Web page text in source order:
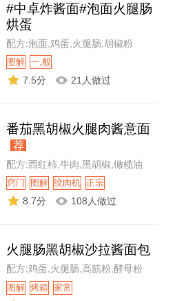
#中卓炸酱面#泡面火腿肠
烘蛋
配方:泡面,鸡蛋,火腿肠,胡椒粉
图解 一,般
7.5分 21人做过
番茄黑胡椒火腿肉酱意面
荐
配方:西红柿,牛肉,黑胡椒,橄榄油
窍门 图解 绞肉机 正宗
8.7分 108人做过
火腿肠黑胡椒沙拉酱面包
配方:鸡蛋,火腿肠,高筋粉,酵母粉
图解 烤箱 家常